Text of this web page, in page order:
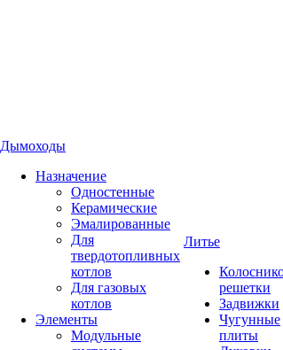
Дымоходы
Назначение
Одностенные
Керамические
Эмалированные
Для
твердотопливных
котлов
Для газовых
котлов
Элементы
Модульные
Литье
решетки
Задвижки
Чугунные
плиты